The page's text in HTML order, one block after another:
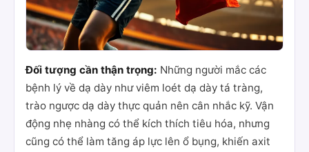
Đối tượng cần thận trọng: Những người mắc các
bệnh lý về dạ dày như viêm loét dạ dày tá tràng,
trào ngược dạ dày thực quản nên cân nhắc kỹ. Vận
động nhẹ nhàng có thể kích thích tiêu hóa, nhưng
cũng có thể làm tăng áp lực lên ổ bụng, khiến axit